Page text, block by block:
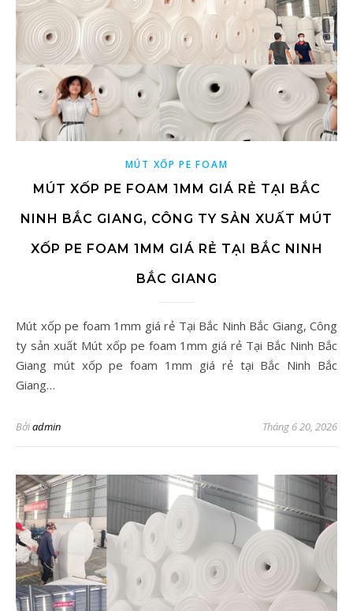
MÚT XỐP PE FOAM
MÚT XỐP PE FOAM 1MM GIÁ RẺ TẠI BẮC
NINH BẮC GIANG, CÔNG TY SẢN XUẤT MÚT
XỐP PE FOAM 1MM GIÁ RẺ TẠI BẮC NINH
BẮC GIANG
Mút xốp pe foam 1mm giá rẻ Tại Bắc Ninh Bắc Giang, Công
ty sản xuất Mút xốp pe foam 1mm giá rẻ Tại Bắc Ninh Bắc
Giang mút xốp pe foam 1mm giá rẻ tại Bắc Ninh Bắc
Giang…
Bởiadmin Tháng 6 20, 2026